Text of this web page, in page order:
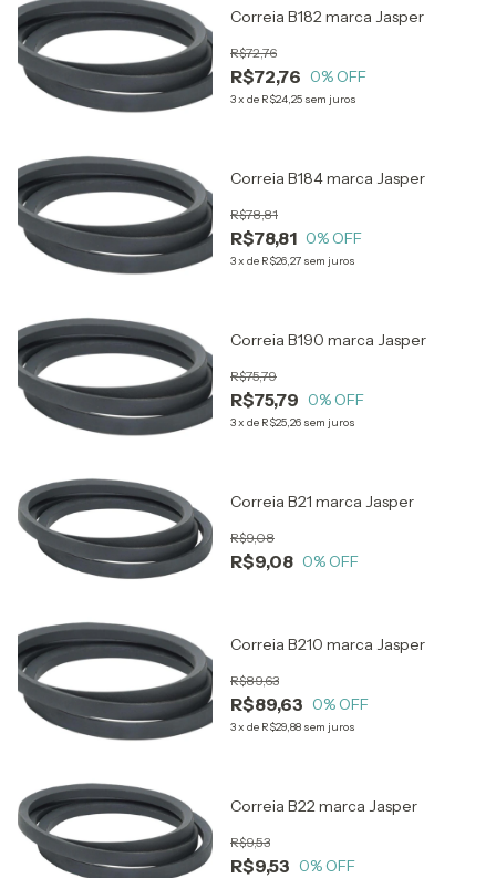
Correia B182 marca Jasper
R$72,76
R$72,76
0% OFF
3x de R$24,25 sem juros
Correia B184 marca Jasper
R$78,81
R$78,81
0% OFF
3x de R$26,27 sem juros
Correia B190 marca Jasper
R$75,79
R$75,79
0% OFF
3x de R$25,26 sem juros
Correia B21 marca Jasper
R$9,08
R$9,08
0% OFF
Correia B210 marca Jasper
R$89,63
R$89,63
0% OFF
3x de R$29,88 sem juros
Correia B22 marca Jasper
R$9,53
R$9,53
0% OFF